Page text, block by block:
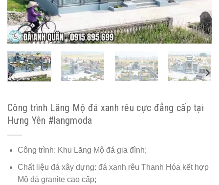
Công trình Lăng Mộ đá xanh rêu cực đẳng cấp tại
Hưng Yên #langmoda
Công trình: Khu Lăng Mộ đá gia đình;
Chất liệu đá xây dựng: đá xanh rêu Thanh Hóa kết hợp
Mộ đá granite cao cấp;